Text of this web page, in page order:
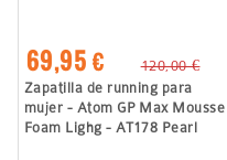
69,95 €
120,00 €
Zapatilla de running para
mujer - Atom GP Max Mousse
Foam Lighg - AT178 Pearl